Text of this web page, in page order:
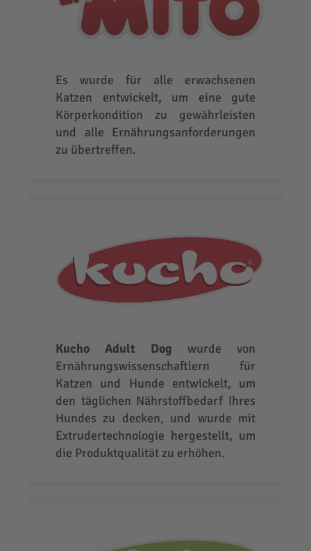
Es wurde für alle erwachsenen
Katzen entwickelt, um eine gute
Körperkondition zu gewährleisten
und alle Ernährungsanforderungen
zu übertreffen.
Kucho Adult Dog wurde von
Ernährungswissenschaftlern für
Katzen und Hunde entwickelt, um
den täglichen Nährstoffbedarf Ihres
Hundes zu decken, und wurde mit
Extrudertechnologie hergestellt, um
die Produktqualität zu erhöhen.